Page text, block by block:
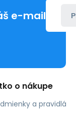
e-mail
o nákupe
a pravidlá